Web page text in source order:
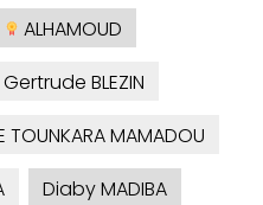
ALHAMOUD
Gertrude BLEZIN
TOUNKARA MAMADOU
Diaby MADIBA